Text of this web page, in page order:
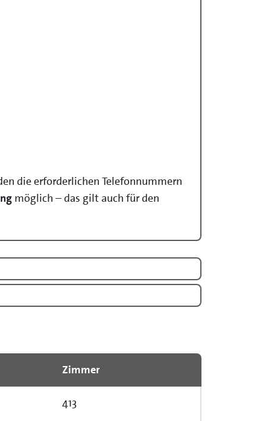
die erforderlichen Telefonnummern
möglich – das gilt auch für den
Zimmer
413